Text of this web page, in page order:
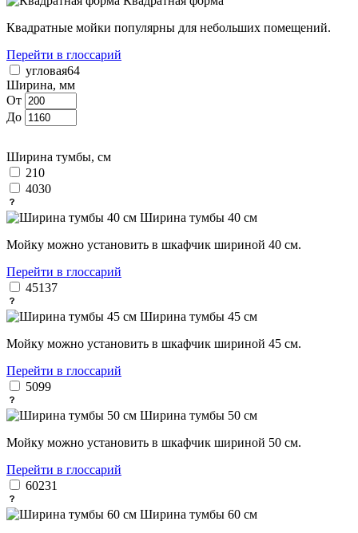
Квадратные мойки популярны для небольших помещений.
Перейти в глоссарий
угловая64
Ширина, мм
От
До
Ширина тумбы, см
210
4030
Ширина тумбы 40 см
Мойку можно установить в шкафчик шириной 40 см.
Перейти в глоссарий
45137
Ширина тумбы 45 см
Мойку можно установить в шкафчик шириной 45 см.
Перейти в глоссарий
5099
Ширина тумбы 50 см
Мойку можно установить в шкафчик шириной 50 см.
Перейти в глоссарий
60231
Ширина тумбы 60 см